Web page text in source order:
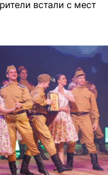
встали с мест